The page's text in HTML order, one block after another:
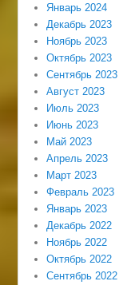
Январь 2024
Декабрь 2023
Ноябрь 2023
Октябрь 2023
Сентябрь 2023
Август 2023
Июль 2023
Июнь 2023
Май 2023
Апрель 2023
Март 2023
Февраль 2023
Январь 2023
Декабрь 2022
Ноябрь 2022
Октябрь 2022
Сентябрь 2022